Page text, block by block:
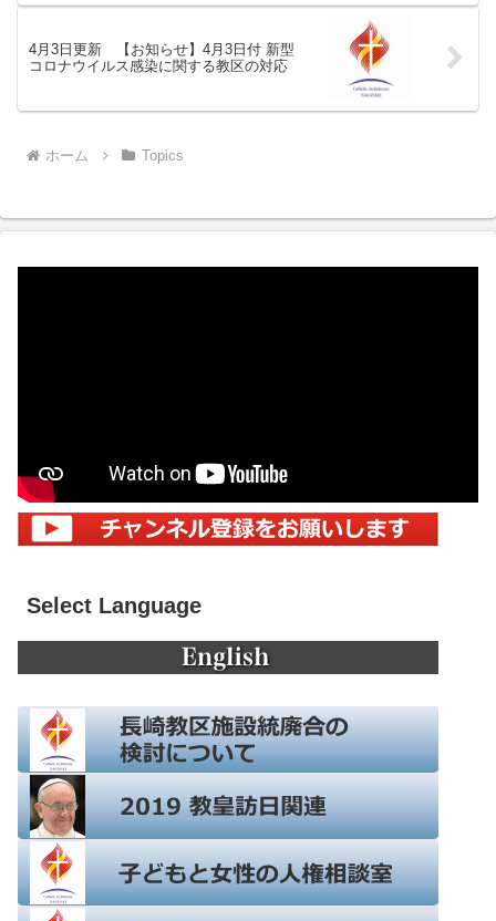
4月3日更新 【お知らせ】4月3日付 新型
コロナウイルス感染に関する教区の対応
ホーム Topics
Select Language